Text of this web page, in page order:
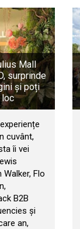
Mall
surprinde
și poți
loc
cuvânt,
îi vei
Walker, Flo
B2B
și
an,